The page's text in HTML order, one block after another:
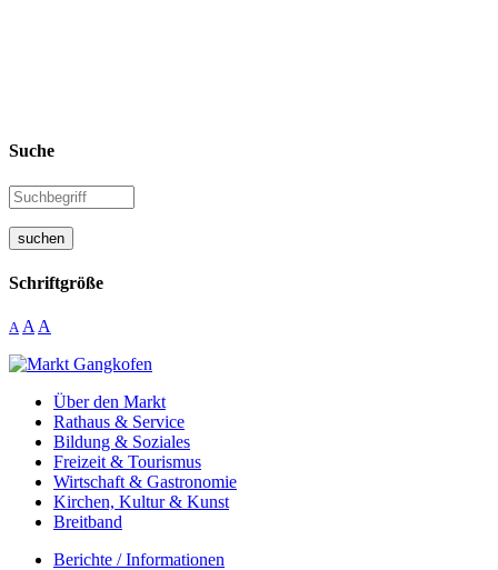
Suche
suchen
Schriftgröße
A A A
Über den Markt
Rathaus & Service
Bildung & Soziales
Freizeit & Tourismus
Wirtschaft & Gastronomie
Kirchen, Kultur & Kunst
Breitband
Berichte / Informationen